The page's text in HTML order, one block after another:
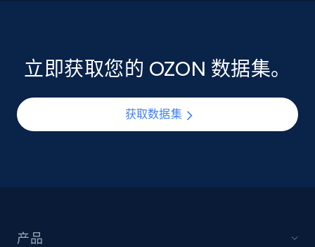
立即获取您的 OZON 数据集。
获取数据集
产品